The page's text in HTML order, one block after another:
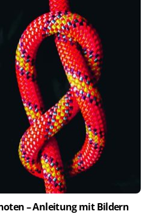
– Anleitung mit Bildern